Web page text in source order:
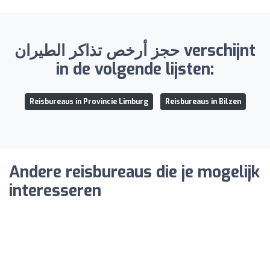
حجز أرخص تذاكر الطيران verschijnt
in de volgende lijsten:
Reisbureaus in Provincie Limburg Reisbureaus in Bilzen
Andere reisbureaus die je mogelijk
interesseren